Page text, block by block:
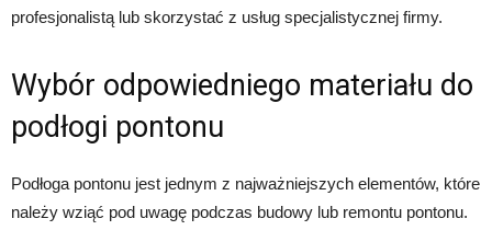
profesjonalistą lub skorzystać z usług specjalistycznej firmy.
Wybór odpowiedniego materiału do
podłogi pontonu
Podłoga pontonu jest jednym z najważniejszych elementów, które
należy wziąć pod uwagę podczas budowy lub remontu pontonu.